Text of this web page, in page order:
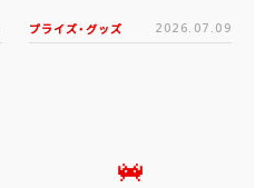
プライズ・グッズ 2026.07.09